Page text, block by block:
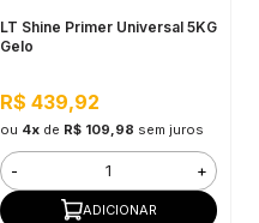
LT Shine Primer Universal 5KG
Gelo
R$ 439,92
ou 4xde R$ 109,98 sem juros
- +
ADICIONAR